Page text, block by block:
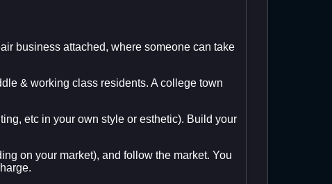
business attached, where someone can take
& working class residents. A college town
etc in your own style or esthetic). Build your
on your market), and follow the market. You